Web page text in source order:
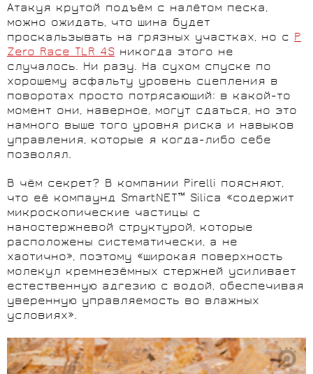
Атакуя крутой подъём с налётом песка,
можно ожидать, что шина будет
проскальзывать на грязных участках, но с P
Zero Race TLR 4S никогда этого не
случалось. Ни разу. На сухом спуске по
хорошему асфальту уровень сцепления в
поворотах просто потрясающий: в какой-то
момент они, наверное, могут сдаться, но это
намного выше того уровня риска и навыков
управления, которые я когда-либо себе
позволял.
В чём секрет? В компании Pirelli поясняют,
что её компаунд SmartNET™ Silica «содержит
микроскопические частицы с
наностержневой структурой, которые
расположены систематически, а не
хаотично», поэтому «широкая поверхность
молекул кремнезёмных стержней усиливает
естественную адгезию с водой, обеспечивая
уверенную управляемость во влажных
условиях».